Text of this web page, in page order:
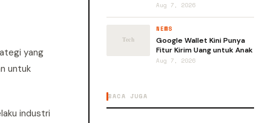
yang
untuk
industri
Aug 7, 2026
NEWS
Google Wallet Kini Punya
Fitur Kirim Uang untuk Anak
Aug 7, 2026
BACA JUGA